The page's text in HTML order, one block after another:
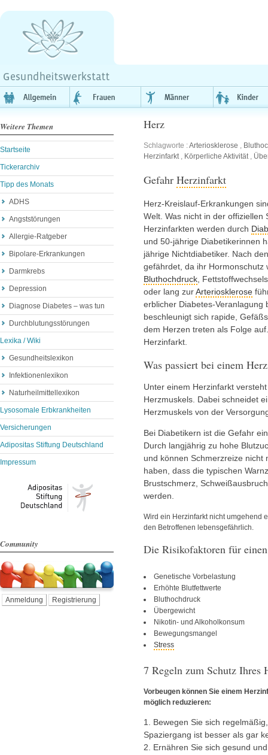
Weitere Themen
Startseite
Tickerarchiv
Tipp des Monats
ADHS
Angststörungen
Allergie-Ratgeber
Bipolare-Erkrankungen
Darmkrebs
Depression
Diagnose Diabetes – was tun
Durchblutungsstörungen
Lexika / Wiki
Gesundheitslexikon
Infektionenlexikon
Naturheilmittellexikon
Lysosomale Erbkrankheiten
Versicherungen
Adipositas Stiftung Deutschland
Impressum
Community
Anmeldung Registrierung
Herz
Schlagworte :Arteriosklerose ,
Herzinfarkt, Körperliche Aktivität,
Gefahr Herzinfarkt
Herz-Kreislauf-Erkrankungen
Welt. Was nicht in der offiziellen
Herzinfarkten werden durch
und 50-jährige Diabetikerinnen
jährige Nichtdiabetiker. Nach
gefährdet, da ihr Hormonschutz
Bluthochdruck ,
oder lang zurArteriosklerose
erblicher Diabetes-Veranlagung
beschleunigt sich rapide,
dem Herzen treten als Folge
Herzinfarkt.
Was passiert bei einem
Unter einem Herzinfarkt
Herzmuskels. Dabei schneidet
Herzmuskels von der
Bei Diabetikern ist die Gefahr
Durch langjährig zu hohe
und können Schmerzreize
haben, dass die typischen
Brustschmerz,
werden.
Wird ein Herzinfarkt nicht umgehend
den Betroffenen lebensgefährlich.
Die Risikofaktoren für
Genetische Vorbelastung
Erhöhte Blutfettwerte
Bluthochdruck
Übergewicht
Nikotin- und Alkoholkonsum
Bewegungsmangel
Stress
7 Regeln zum Schutz Ihres
Vorbeugen können Sie einem
möglich reduzieren:
1. Bewegen Sie sich
Spaziergang ist besser als gar
2. Ernähren Sie sich gesund